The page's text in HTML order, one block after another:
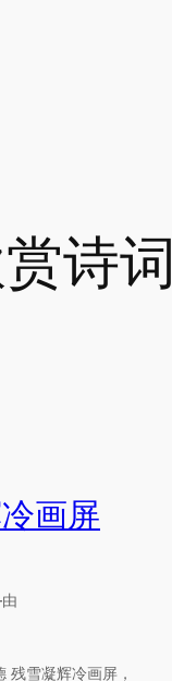
诗词
画屏
由
残雪凝辉冷画屏，